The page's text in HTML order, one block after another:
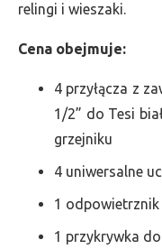
relingi i wieszaki.
Cena obejmuje:
4 przyłącza z
1/2” do Tesi
grzejniku
4 uniwersalne
1 odpowietrznik
1 przykrywka